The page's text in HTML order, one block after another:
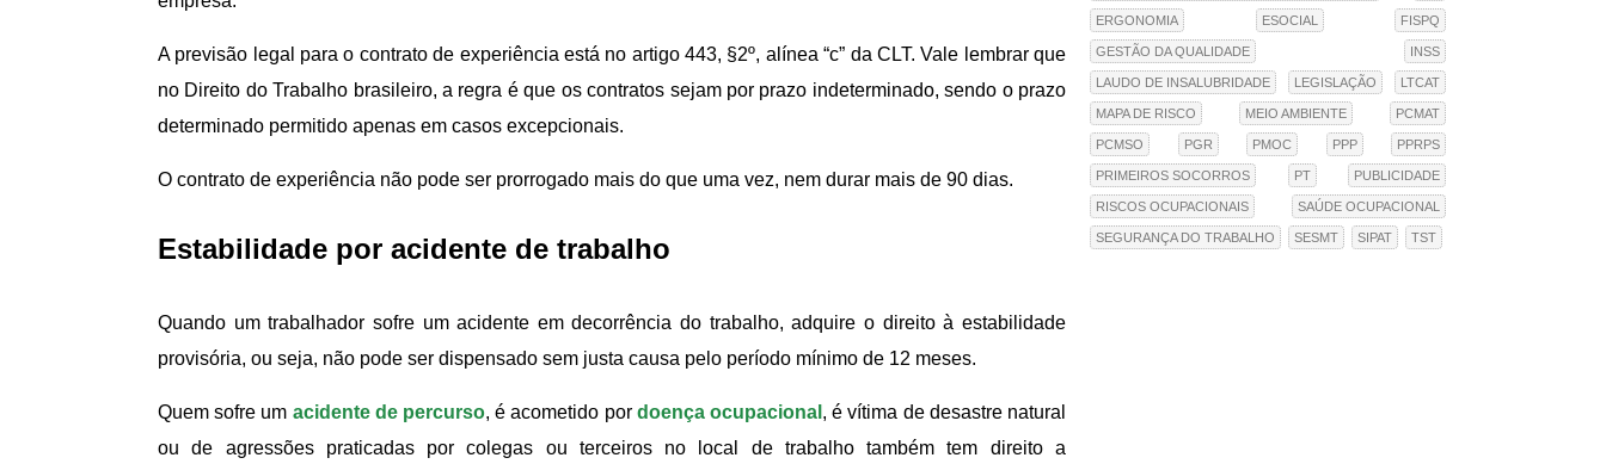
A previsão legal para o contrato de experiência está no artigo 443, §2º, alínea “c” da CLT. Vale lembrar que
no Direito do Trabalho brasileiro, a regra é que os contratos sejam por prazo indeterminado, sendo o prazo
determinado permitido apenas em casos excepcionais.
O contrato de experiência não pode ser prorrogado mais do que uma vez, nem durar mais de 90 dias.
Estabilidade por acidente de trabalho
Quando um trabalhador sofre um acidente em decorrência do trabalho, adquire o direito à estabilidade
provisória, ou seja, não pode ser dispensado sem justa causa pelo período mínimo de 12 meses.
Quem sofre um acidente de percurso, é acometido por doença ocupacional , é vítima de desastre natural
ou de agressões praticadas por colegas ou terceiros no local de trabalho também tem direito a
ERGONOMIA ESOCIAL FISPQ
GESTÃO DA QUALIDADE INSS
LAUDO DE INSALUBRIDADE LEGISLAÇÃO LTCAT
MAPA DE RISCO MEIO AMBIENTE PCMAT
PCMSO PGR PMOC PPP PPRPS
PRIMEIROS SOCORROS PT PUBLICIDADE
RISCOS OCUPACIONAIS SAÚDE OCUPACIONAL
SEGURANÇA DO TRABALHO SESMT SIPAT TST